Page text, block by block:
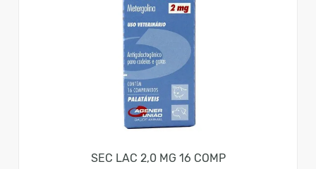
SEC LAC 2,0 MG 16 COMP